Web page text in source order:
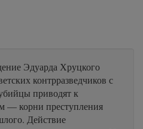
Эдуарда Хруцкого
контрразведчиков с
приводят к
— корни преступления
Действие